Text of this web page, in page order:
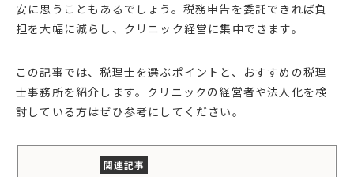
安に思うこともあるでしょう。税務申告を委託できれば負
担を大幅に減らし、クリニック経営に集中できます。
この記事では、税理士を選ぶポイントと、おすすめの税理
士事務所を紹介します。クリニックの経営者や法人化を検
討している方はぜひ参考にしてください。